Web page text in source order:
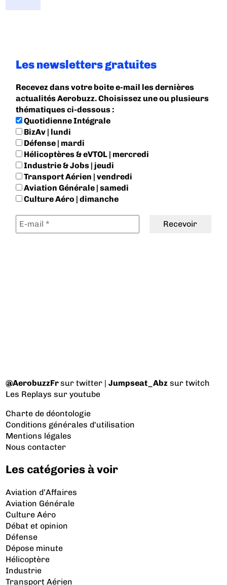
Les newsletters gratuites
Recevez dans votre boite e-mail les dernières
actualités Aerobuzz. Choisissez une ou plusieurs
thématiques ci-dessous :
Quotidienne Intégrale
BizAv | lundi
Défense | mardi
Hélicoptères & eVTOL | mercredi
Industrie & Jobs | jeudi
Transport Aérien | vendredi
Aviation Générale | samedi
Culture Aéro | dimanche
@AerobuzzFrsur twitter |Jumpseat_Abz sur twitch
Les Replays sur youtube
Charte de déontologie
Conditions générales d'utilisation
Mentions légales
Nous contacter
Les catégories à voir
Aviation d’Affaires
Aviation Générale
Culture Aéro
Débat et opinion
Défense
Dépose minute
Hélicoptère
Industrie
Transport Aérien